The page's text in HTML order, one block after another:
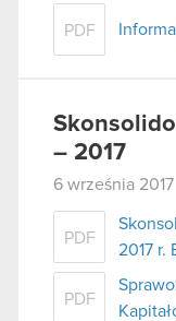
PDF
– 2017
6 września 2017
PDF
2017 r.
PDF